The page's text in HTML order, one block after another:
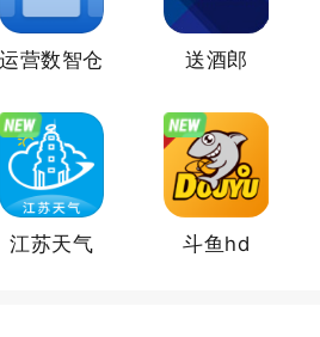
运营数智仓 送酒郎
江苏天气 斗鱼hd